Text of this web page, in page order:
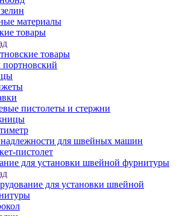
материалы
товары
товары
пистолеты и стержни
для швейных машин
пистолет
для установки швейной фурнитуры
для установки швейной